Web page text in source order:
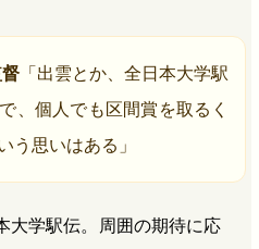
「出雲とか、全日本大学駅
、個人でも区間賞を取るく
う思いはある」
大学駅伝。周囲の期待に応